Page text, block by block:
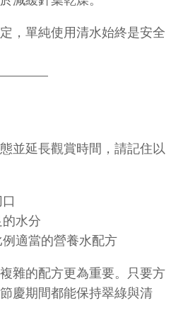
，單純使用清水始終是安全
並延長觀賞時間，請記住以
水分
適當的營養水配方
雜的配方更為重要。只要方
慶期間都能保持翠綠與清